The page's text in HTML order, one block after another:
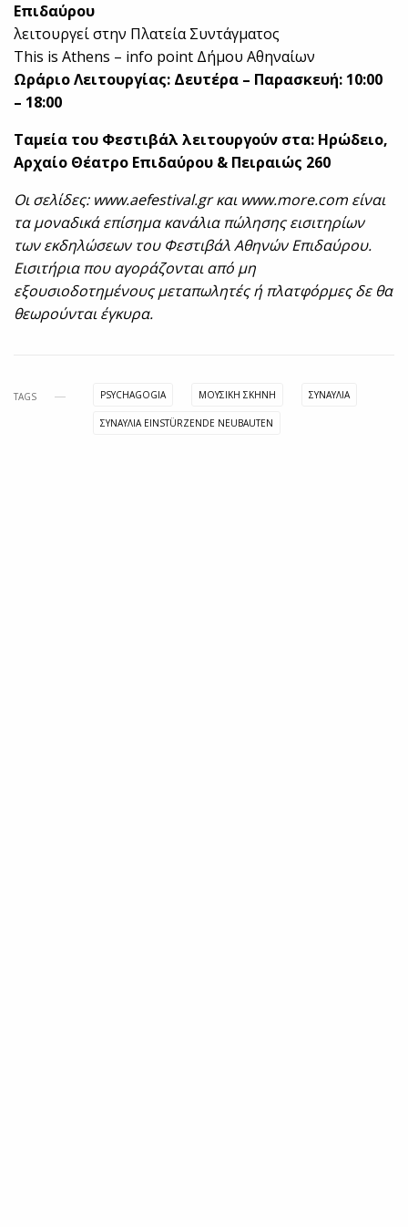
Επιδαύρου
λειτουργεί στην Πλατεία Συντάγματος
This is Athens – info point Δήμου Αθηναίων
Ωράριο Λειτουργίας: Δευτέρα – Παρασκευή: 10:00
– 18:00
Ταμεία του Φεστιβάλ λειτουργούν στα: Ηρώδειο,
Αρχαίο Θέατρο Επιδαύρου & Πειραιώς 260
Οι σελίδες: www.aefestival.gr και www.more.com είναι
τα μοναδικά επίσημα κανάλια πώλησης εισιτηρίων
των εκδηλώσεων του Φεστιβάλ Αθηνών Επιδαύρου.
Εισιτήρια που αγοράζονται από μη
εξουσιοδοτημένους μεταπωλητές ή πλατφόρμες δε θα
θεωρούνται έγκυρα.
TAGS PSYCHAGOGIA ΜΟΥΣΙΚΉ ΣΚΗΝΉ ΣΥΝΑΥΛΙΑ
ΣΥΝΑΥΛΙΑ EINSTÜRZENDE NEUBAUTEN